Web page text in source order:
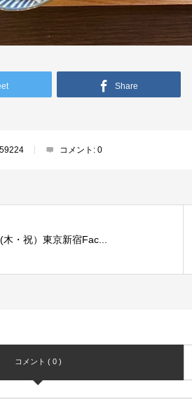
Share
コメント: 0
木・祝）東京新宿Fac...
コメント ( 0 )